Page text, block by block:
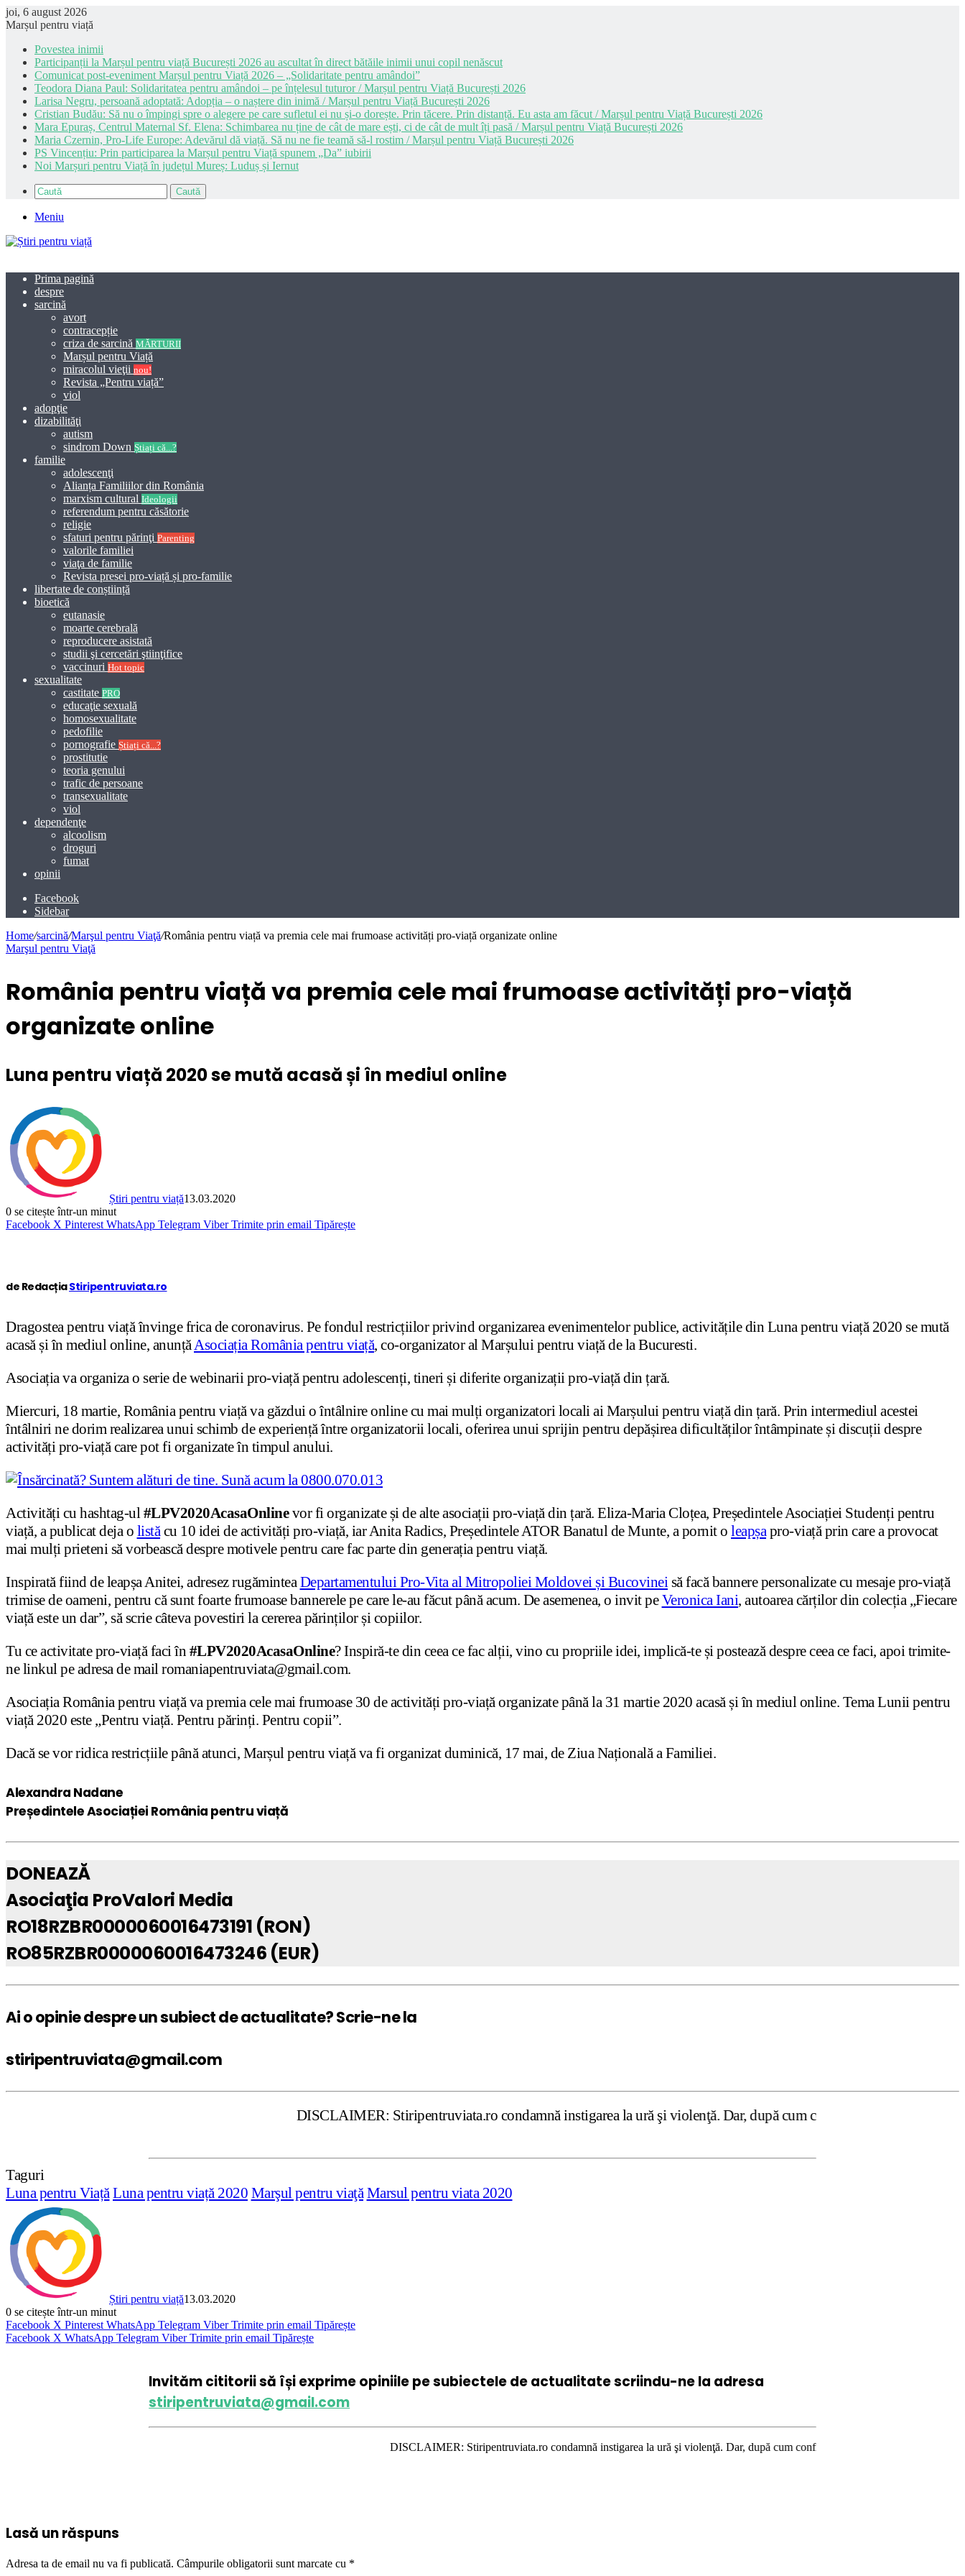
joi, 6 august 2026
Marșul pentru viață
Povestea inimii
Participanții la Marșul pentru viață București 2026 au ascultat în direct bătăile inimii unui copil nenăscut
Comunicat post-eveniment Marșul pentru Viață 2026 – „Solidaritate pentru amândoi”
Teodora Diana Paul: Solidaritatea pentru amândoi – pe înțelesul tuturor / Marșul pentru Viață București 2026
Larisa Negru, persoană adoptată: Adopția – o naștere din inimă / Marșul pentru Viață București 2026
Cristian Budău: Să nu o împingi spre o alegere pe care sufletul ei nu și-o dorește. Prin tăcere. Prin distanță. Eu asta am făcut / Marșul pentru Viață București 2026
Mara Epuraș, Centrul Maternal Sf. Elena: Schimbarea nu ține de cât de mare ești, ci de cât de mult îți pasă / Marșul pentru Viață București 2026
Maria Czernin, Pro-Life Europe: Adevărul dă viață. Să nu ne fie teamă să-l rostim / Marșul pentru Viață București 2026
PS Vincențiu: Prin participarea la Marșul pentru Viață spunem „Da” iubirii
Noi Marșuri pentru Viață în județul Mureș: Luduș și Iernut
Caută
Meniu
Prima pagină
despre
sarcină
avort
contracepție
criza de sarcină MĂRTURII
Marșul pentru Viață
miracolul vieţii nou!
Revista „Pentru viață”
viol
adopţie
dizabilităţi
autism
sindrom Down Știați că...?
familie
adolescenţi
Alianța Familiilor din România
marxism cultural Ideologii
referendum pentru căsătorie
religie
sfaturi pentru părinţi Parenting
valorile familiei
viaţa de familie
Revista presei pro-viață și pro-familie
libertate de conștiință
bioetică
eutanasie
moarte cerebrală
reproducere asistată
studii şi cercetări ştiinţifice
vaccinuri Hot topic
sexualitate
castitate PRO
educaţie sexuală
homosexualitate
pedofilie
pornografie Știați că...?
prostitutie
teoria genului
trafic de persoane
transexualitate
viol
dependenţe
alcoolism
droguri
fumat
opinii
Facebook
Sidebar
Home/sarcină/Marşul pentru Viaţă/România pentru viață va premia cele mai frumoase activități pro-viață organizate online
Marşul pentru Viaţă
România pentru viață va premia cele mai frumoase activități pro-viață
organizate online
Luna pentru viață 2020 se mută acasă și în mediul online
Știri pentru viață13.03.2020
0 se citește într-un minut
Facebook X Pinterest WhatsApp Telegram Viber Trimite prin email Tipărește
de RedacțiaStiripentruviata.ro
Dragostea pentru viață învinge frica de coronavirus. Pe fondul restricțiilor privind organizarea evenimentelor publice, activitățile din Luna pentru viață 2020 se mută
acasă și în mediul online, anunță Asociația România pentru viață, co-organizator al Marșului pentru viață de la Bucuresti.
Asociația va organiza o serie de webinarii pro-viață pentru adolescenți, tineri și diferite organizații pro-viață din țară.
Miercuri, 18 martie, România pentru viață va găzdui o întâlnire online cu mai mulți organizatori locali ai Marșului pentru viață din țară. Prin intermediul acestei
întâlniri ne dorim realizarea unui schimb de experiență între organizatorii locali, oferirea unui sprijin pentru depășirea dificultăților întâmpinate și discuții despre
activități pro-viață care pot fi organizate în timpul anului.
Activități cu hashtag-ul #LPV2020AcasaOnlinevor fi organizate și de alte asociații pro-viață din țară. Eliza-Maria Cloțea, Președintele Asociației Studenți pentru
viață, a publicat deja o listă cu 10 idei de activități pro-viață, iar Anita Radics, Președintele ATOR Banatul de Munte, a pornit o leapșa pro-viață prin care a provocat
mai mulți prieteni să vorbească despre motivele pentru care fac parte din generația pentru viață.
Inspirată fiind de leapșa Anitei, adresez rugămintea Departamentului Pro-Vita al Mitropoliei Moldovei și Bucovinei să facă bannere personalizate cu mesaje pro-viață
trimise de oameni, pentru că sunt foarte frumoase bannerele pe care le-au făcut până acum. De asemenea, o invit peVeronica Iani, autoarea cărților din colecția „Fiecare
viață este un dar”, să scrie câteva povestiri la cererea părinților și copiilor.
Tu ce activitate pro-viață faci în #LPV2020AcasaOnline? Inspiră-te din ceea ce fac alții, vino cu propriile idei, implică-te și postează despre ceea ce faci, apoi trimite-
ne linkul pe adresa de mail romaniapentruviata@gmail.com.
Asociația România pentru viață va premia cele mai frumoase 30 de activități pro-viață organizate până la 31 martie 2020 acasă și în mediul online. Tema Lunii pentru
viață 2020 este „Pentru viață. Pentru părinți. Pentru copii”.
Dacă se vor ridica restricțiile până atunci, Marșul pentru viață va fi organizat duminică, 17 mai, de Ziua Națională a Familiei.
Alexandra Nadane
Președintele Asociației România pentru viață
DONEAZĂ
Asociaţia ProValori Media
RO18RZBR0000060016473191 (RON)
RO85RZBR0000060016473246 (EUR)
Ai o opinie despre un subiect de actualitate? Scrie-ne la
stiripentruviata@gmail.com
DISCLAIMER: Stiripentruviata.ro condamnă instigarea la ură şi violenţă. Dar, după cum confirmă şi CEDO în cazul
Taguri
Luna pentru ViațăLuna pentru viață 2020 Marşul pentru viaţă Marsul pentru viata 2020
Știri pentru viață13.03.2020
0 se citește într-un minut
Facebook X Pinterest WhatsApp Telegram Viber Trimite prin email Tipărește
Facebook X WhatsApp Telegram Viber Trimite prin email Tipărește
Invităm cititorii să își exprime opiniile pe subiectele de actualitate scriindu-ne la adresa
stiripentruviata@gmail.com
DISCLAIMER: Stiripentruviata.ro condamnă instigarea la ură şi violenţă. Dar, după cum confirmă şi CEDO în cazul Handyside vs. UK
Lasă un răspuns
Adresa ta de email nu va fi publicată. Câmpurile obligatorii sunt marcate cu *